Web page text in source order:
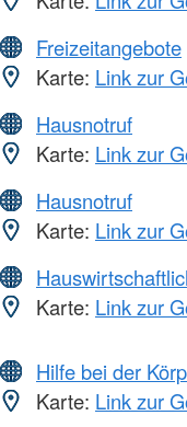
Freizeitangebote
Karte: Link zur
Hausnotruf
Karte: Link zur
Hausnotruf
Karte: Link zur
Karte: Link zur
Hilfe bei der
Karte: Link zur